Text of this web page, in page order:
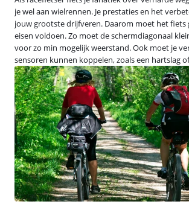
je wel aan wielrennen. Je prestaties en het
jouw grootste drijfveren. Daarom moet het fiets
eisen voldoen. Zo moet de schermdiagonaal
voor zo min mogelijk weerstand. Ook moet je
sensoren kunnen koppelen, zoals een hartslag